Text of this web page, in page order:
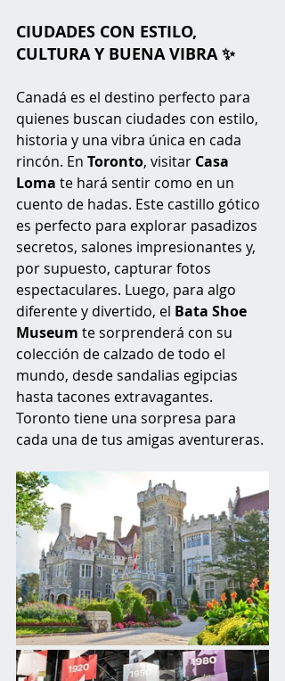
CIUDADES CON ESTILO,
CULTURA Y BUENA VIBRA ✨
Canadá es el destino perfecto para
quienes buscan ciudades con estilo,
historia y una vibra única en cada
rincón. En Toronto, visitar Casa
Loma te hará sentir como en un
cuento de hadas. Este castillo gótico
es perfecto para explorar pasadizos
secretos, salones impresionantes y,
por supuesto, capturar fotos
espectaculares. Luego, para algo
diferente y divertido, el Bata Shoe
Museum te sorprenderá con su
colección de calzado de todo el
mundo, desde sandalias egipcias
hasta tacones extravagantes.
Toronto tiene una sorpresa para
cada una de tus amigas aventureras.